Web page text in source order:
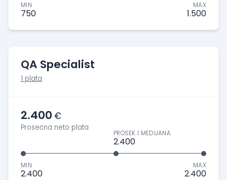
MIN
750
MAX
1.500
QA Specialist
1 plata
2.400 €
Prosečna neto plata
MIN
2.400
PROSEK I MEDIJANA
2.400
MAX
2.400